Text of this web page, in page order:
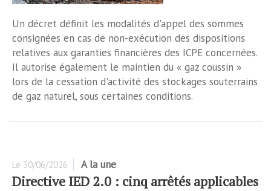
Un décret définit les modalités d'appel des sommes
consignées en cas de non-exécution des dispositions
relatives aux garanties financières des ICPE concernées.
Il autorise également le maintien du « gaz coussin »
lors de la cessation d'activité des stockages souterrains
de gaz naturel, sous certaines conditions.
Le 30/06/2026 A la une
Directive IED 2.0 : cinq arrêtés applicables